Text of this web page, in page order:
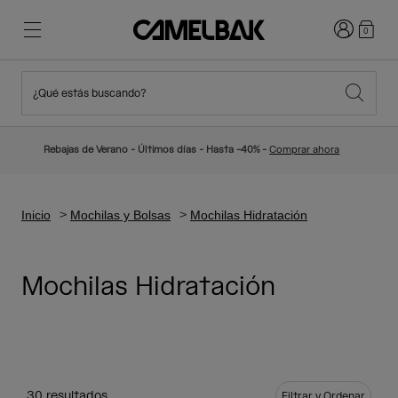
Novedades
Chalecos Hidratación
Iniciar0
¿Qué estás buscando?
Rebajas de Verano - Últimos días - Hasta -40% -Comprar ahora
Inicio Mochilas y Bolsas Mochilas Hidratación
Mochilas Hidratación